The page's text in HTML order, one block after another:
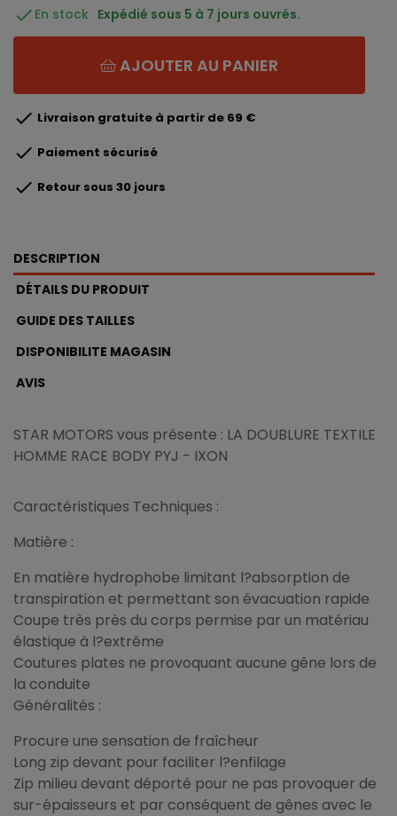
 En stock Expédié sous 5 à 7 jours ouvrés.
AJOUTER AU PANIER
 Livraison gratuite à partir de 69 €
 Paiement sécurisé
 Retour sous 30 jours
DESCRIPTION
DÉTAILS DU PRODUIT
GUIDE DES TAILLES
DISPONIBILITE MAGASIN
AVIS
STAR MOTORS vous présente : LA DOUBLURE TEXTILE
HOMME RACE BODY PYJ - IXON
Caractéristiques Techniques :
Matière :
En matière hydrophobe limitant l?absorption de
transpiration et permettant son évacuation rapide
Coupe très près du corps permise par un matériau
élastique à l?extrême
Coutures plates ne provoquant aucune gêne lors de
la conduite
Généralités :
Procure une sensation de fraîcheur
Long zip devant pour faciliter l?enfilage
Zip milieu devant déporté pour ne pas provoquer de
sur-épaisseurs et par conséquent de gênes avec le